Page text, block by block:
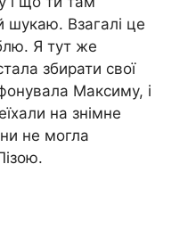
Взагалі це
Я тут же
збирати свої
Максиму, і
на знімне
не могла